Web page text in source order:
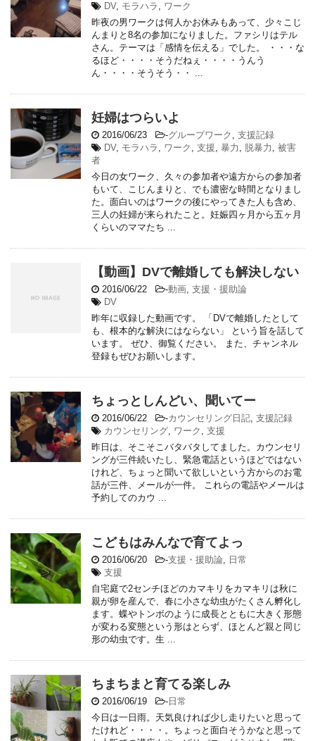
DV, モラハラ , ワーク
昨夜の男ワークは何人かお休みもあって、少々こじ
んまりと8名の参加になりました。ファシリはテル
さん。テーマは「感情を伝える」でした。 ・・・な
るほど・・・・そうだねぇ・・・・うんう
ん・・・・そうそう・・ ...
妊婦はつらいよ
2016/06/23 -グループワーク , 支援記録
DV, モラハラ , ワーク , 支援, 暴力 , 脱暴力 , 被害
者
今日の女ワーク、久々の参加者や遠方からの参加者
もいて、こじんまりと、でも濃密な時間となりまし
た。面白いのはワークの後にやってきた人も含め、
三人の妊婦が来られたこと。妊娠四ヶ月から五ヶ月
くらいのママたち ...
【動画】DVで離婚しても解決しない
2016/06/22 -動画, 支援・援助論
DV
昨年に収録した動画です。 「DVで離婚したとして
も、根本的な解決にはならない」 という旨を話して
います。 ぜひ、御覧ください。 また、チャンネル
登録もぜひお願いします。
ちょっとしんどい、聞いてー
2016/06/22 -カウンセリング日記, 支援記録
カウンセリング, ワーク , 支援
昨日は、そこそこバタバタしてました。カウンセリ
ングが三件続いたし、緊急電話というほどではない
けれど、ちょっと聞いて欲しいという方からのお電
話が三件、メールが一件。 これらの電話やメールは
予約してのカウ ...
こどもはみんなで育てよっ
2016/06/20 -支援・援助論, 日常
支援
自宅庭で2センチほどのカマキリをカマキリは秋に
親が卵を産んで、春に小さな幼虫がたくさん孵化し
ます。蝶やトンボのように成長とともに大きく形態
が変わる変態という形はとらず、ほとんど親と同じ
形の幼虫です。生 ...
ちまちまと育てる楽しみ
2016/06/19 - 日常
今日は一日雨。天気良ければ少し走りたいと思って
たけれど・・・・。ちょっと面白そうかなと思って